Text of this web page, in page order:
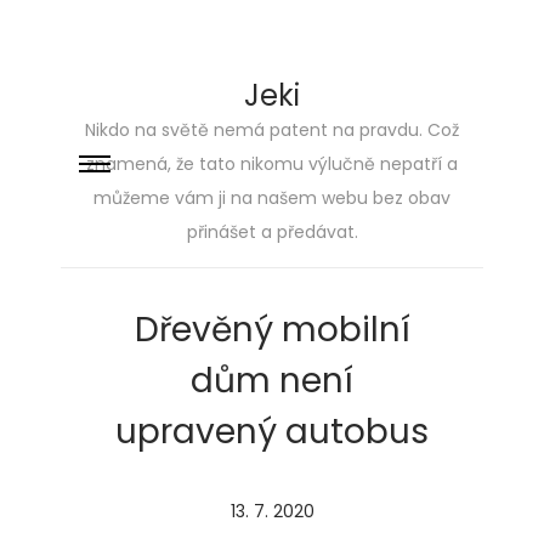
navigation
content
Jeki
Nikdo na světě nemá patent na pravdu. Což
znamená, že tato nikomu výlučně nepatří a
můžeme vám ji na našem webu bez obav
přinášet a předávat.
Dřevěný mobilní
dům není
upravený autobus
P
13. 7. 2020